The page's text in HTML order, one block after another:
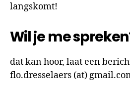
langskomt!
Wil je me
dat kan hoor, laat een
flo.dresselaers (at)